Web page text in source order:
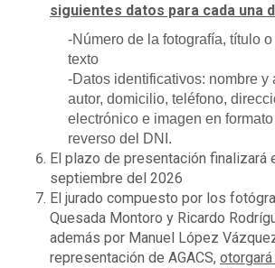
siguientes datos para cada una
-Número de la fotografía, título
texto
-Datos identificativos: nombre y
autor, domicilio, teléfono,
electrónico e imagen en
reverso del DNI.
El plazo de presentación finalizará
septiembre del 2026
El jurado compuesto por los
Quesada Montoro y Ricardo
además por Manuel López
representación de AGACS,